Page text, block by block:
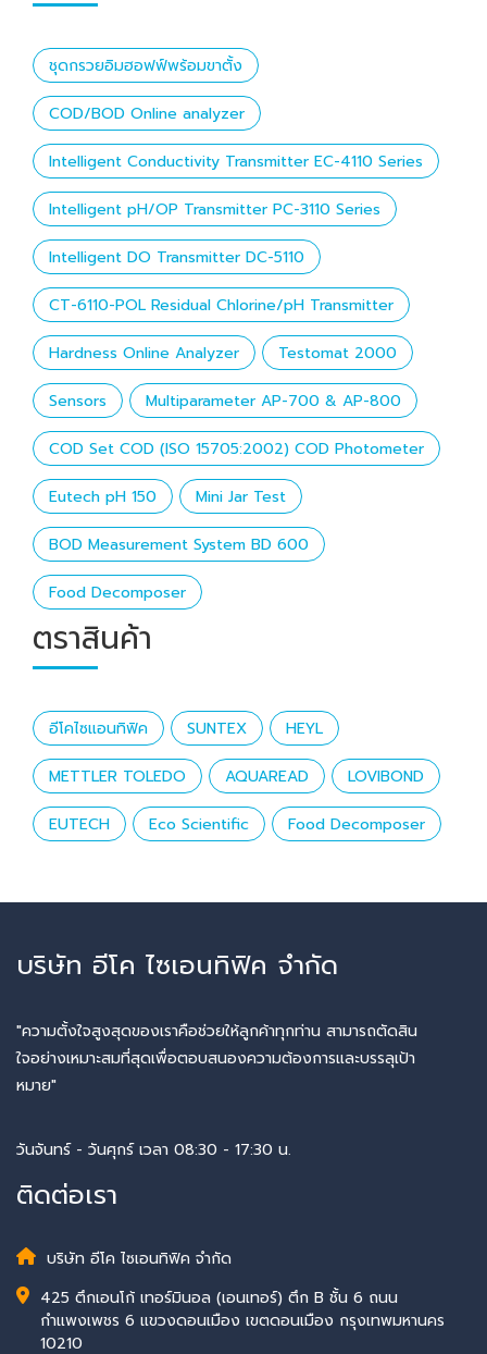
ชุดกรวยอิมฮอฟฟ์พร้อมขาตั้ง
COD/BOD Online analyzer
Intelligent Conductivity Transmitter EC-4110 Series
Intelligent pH/OP Transmitter PC-3110 Series
Intelligent DO Transmitter DC-5110
CT-6110-POL Residual Chlorine/pH Transmitter
Hardness Online Analyzer Testomat 2000
Sensors Multiparameter AP-700 & AP-800
COD Set COD (ISO 15705:2002) COD Photometer
Eutech pH 150 Mini Jar Test
BOD Measurement System BD 600
Food Decomposer
ตราสินค้า
อีโคไซแอนทิฟิค SUNTEX HEYL
METTLER TOLEDO AQUAREAD LOVIBOND
EUTECH Eco Scientific Food Decomposer
บริษัท อีโค ไซเอนทิฟิค จำกัด
"ความตั้งใจสูงสุดของเราคือช่วยให้ลูกค้าทุกท่าน สามารถตัดสิน
ใจอย่างเหมาะสมที่สุดเพื่อตอบสนองความต้องการและบรรลุเป้า
หมาย"
วันจันทร์ - วันศุกร์ เวลา 08:30 - 17:30 น.
ติดต่อเรา
บริษัท อีโค ไซเอนทิฟิค จำกัด
425 ตึกเอนโก้ เทอร์มินอล (เอนเทอร์) ตึก B ชั้น 6 ถนน
กำแพงเพชร 6 แขวงดอนเมือง เขตดอนเมือง กรุงเทพมหานคร
10210